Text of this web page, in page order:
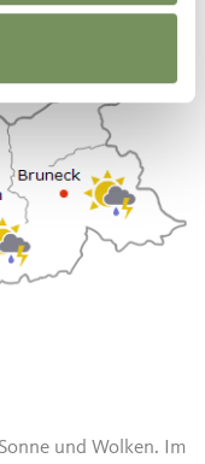
und Wolken. Im